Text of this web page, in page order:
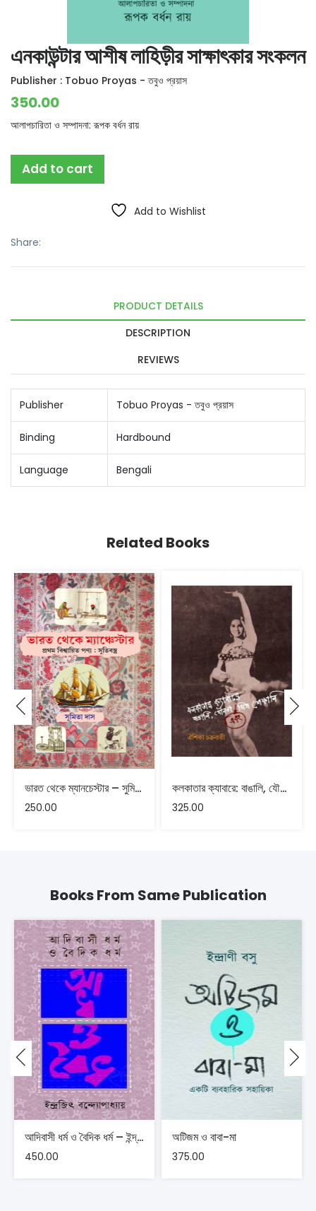
এনকাউন্টার আশীষ লাহিড়ীর সাক্ষাৎকার সংকলন
Publisher : Tobuo Proyas - তবুও প্রয়াস
350.00
আলাপচারিতা ও সম্পাদনা: রূপক বর্ধন রায়
Add to cart
Add to Wishlist
Share:
PRODUCT DETAILS
DESCRIPTION
REVIEWS
Publisher Tobuo Proyas - তবুও প্রয়াস
Binding Hardbound
Language Bengali
Related Books
ভারত থেকে ম্যানচেস্টার – সুমিতা দাস‌
250.00
কলকাতার ক্যাবারে: বাঙালি, যৌনতা এবং মিস শেফালি
325.00
Books From Same Publication
আদিবাসী ধর্ম ও বৈদিক ধর্ম – ইন্দ্রজিৎ বন্দ্যোপাধ্যায়
450.00
অটিজম ও বাবা-মা
375.00